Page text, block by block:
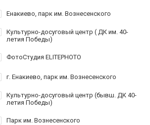
Енакиево, парк им. Вознесенского
Культурно-досуговый центр ( ДК им. 40-
летия Победы)
ФотоСтудия ELITEPHOTO
г. Енакиево, парк им. Вознесенского
Культурно-досуговый центр (бывш. ДК 40-
летия Победы)
Парк им. Вознесенского